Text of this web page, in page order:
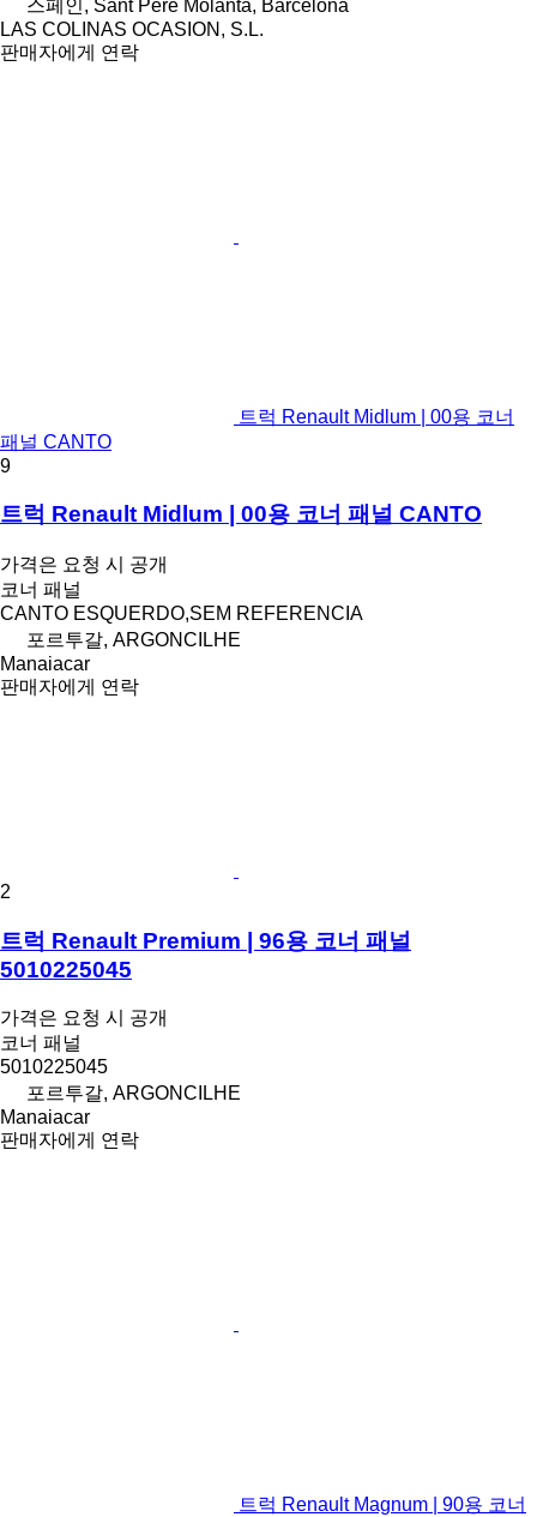
스페인, Sant Pere Molanta, Barcelona
LAS COLINAS OCASION, S.L.
판매자에게 연락
트럭 Renault Midlum | 00용 코너
패널 CANTO
9
트럭 Renault Midlum | 00용 코너 패널 CANTO
가격은 요청 시 공개
코너 패널
CANTO ESQUERDO,SEM REFERENCIA
포르투갈, ARGONCILHE
Manaiacar
판매자에게 연락
2
트럭 Renault Premium | 96용 코너 패널
5010225045
가격은 요청 시 공개
코너 패널
5010225045
포르투갈, ARGONCILHE
Manaiacar
판매자에게 연락
트럭 Renault Magnum | 90용 코너